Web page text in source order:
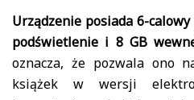
Urządzenie posiada 6-
podświetlenie i 8 GB
oznacza, że pozwala ono
książek w wersji